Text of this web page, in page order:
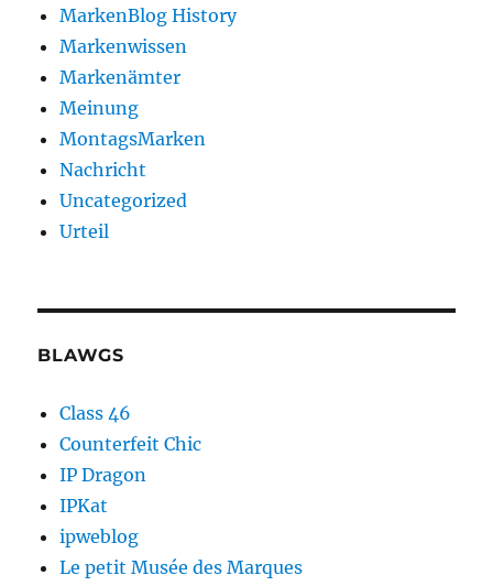
MarkenBlog History
Markenwissen
Markenämter
Meinung
MontagsMarken
Nachricht
Uncategorized
Urteil
BLAWGS
Class 46
Counterfeit Chic
IP Dragon
IPKat
ipweblog
Le petit Musée des Marques